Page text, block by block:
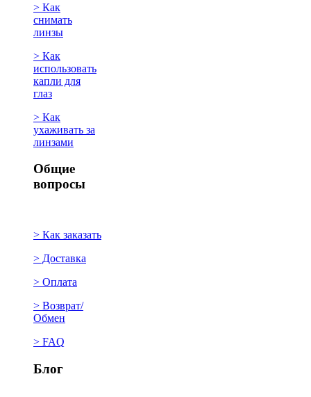
> Как
снимать
линзы
> Как
использовать
капли для
глаз
> Как
ухаживать за
линзами
Общие
вопросы
> Как заказать
> Доставка
> Оплата
> Возврат/
Обмен
> FAQ
Блог